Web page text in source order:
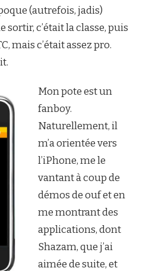
(autrefois, jadis)
sortir, c’était la classe, puis
mais c’était assez pro.
Mon pote est un
fanboy.
Naturellement, il
m’a orientée vers
l’iPhone, me le
vantant à coup de
démos de ouf et en
me montrant des
applications, dont
Shazam, que j’ai
aimée de suite, et